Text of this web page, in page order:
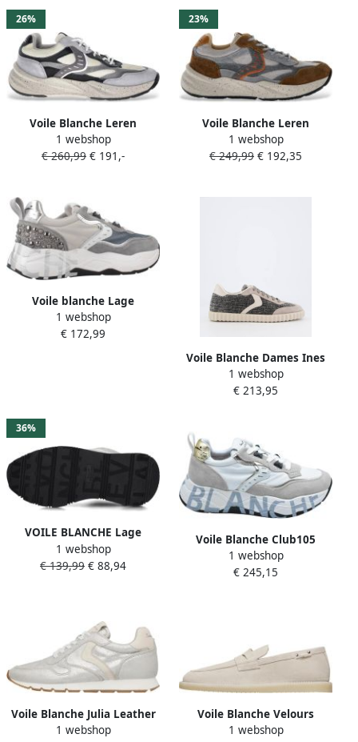
26%
Voile Blanche Leren
sneakers Club22
1 webshop
€ 260,99 € 191,-
23%
Voile Blanche Leren
sneakers Club22
1 webshop
€ 249,99 € 192,35
Voile blanche Lage
Sneakers Sport Zapatillas
Mujer Modèle Club105
1 webshop
€ 172,99
Voile Blanche Dames Ines
Suede Sneaker Grijs
1 webshop
€ 213,95
36%
VOILE BLANCHE Lage
Sneakers Dames Qwark
Easy Maat: 36 Materiaal:
1 webshop
€ 139,99 € 88,94
Voile Blanche Club105
Sneakers
1 webshop
€ 245,15
Voile Blanche Julia Leather
Sneakers
1 webshop
Voile Blanche Velours
Loafers
1 webshop